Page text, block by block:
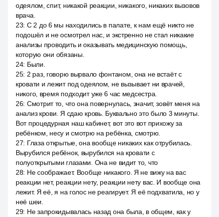
одеялом, спит, никакой реакции, никакого, никаких вызовов
врача.
23: С 2 до 6 мы находились в палате, к нам ещё никто не
подошёл и не осмотрел нас, и экстренно не стал никакие
анализы проводить и оказывать медицинскую помощь,
которую они обязаны.
24: Были.
25: 2 раз, говорю вырвало фонтаном, она не встаёт с
кровати и лежит под одеялом, не вызывает ни врачей,
никого, время подходит уже 6 час медсестра.
26: Смотрит то, что она повернулась, значит, зовёт меня на
анализ крови. Я сдаю кровь. Буквально это было 3 минуты.
Вот процедурная наш кабинет, вот это вот прихожу за
ребёнком, несу и смотрю на ребёнка, смотрю.
27: Глаза открытые, она вообще никаких как отрубилась.
Вырубился ребёнок, вырубился на кровати с
полуоткрытыми глазами. Она не видит то, что
28: Не соображает. Вообще никакого. Я не вижу на вас
реакции нет, реакции нету, реакции нету вас. И вообще она
лежит. Я её, я на голос не реагирует. Я её подхватила, но у
неё шеи.
29: Не запрокидывалась назад она была, в общем, как у